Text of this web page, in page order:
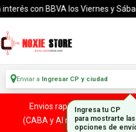
con BBVA los Viernes y
Enviar a Ingresar CP y ciudad
Envios rapidos y seguros a
(CABA y Al rededores)
Ingresa tu CP
para mostrarte
opciones de